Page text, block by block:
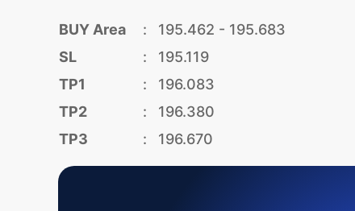
BUY Area :
195.462 - 195.683
SL
:
195.119
TP1
:
196.083
TP2
:
196.380
TP3
: 196.670